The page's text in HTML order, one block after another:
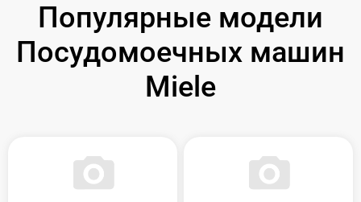
Популярные модели
Посудомоечных машин
Miele